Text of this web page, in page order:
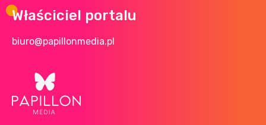
Właściciel portalu
biuro@papillonmedia.pl